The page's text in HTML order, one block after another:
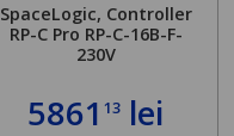
SpaceLogic, Controller
RP-C Pro RP-C-16B-F-
230V
586113 lei